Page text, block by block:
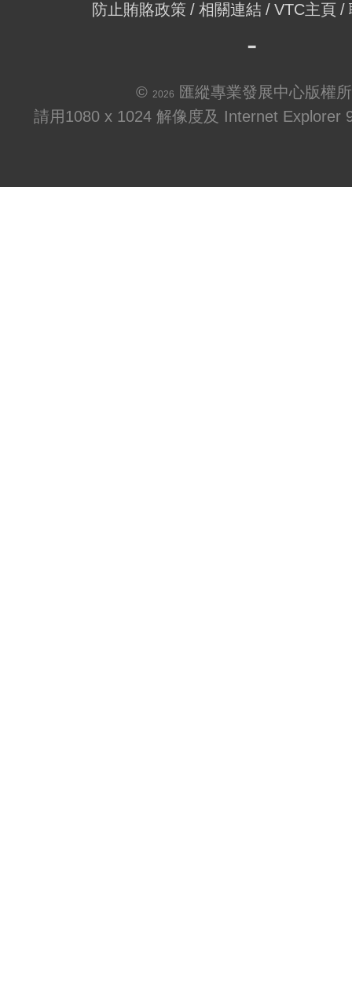
防止賄賂政策
相關連結 VTC主頁
© 2026
匯縱專業發展中心版權
請用1080 x 1024 解像度及 Internet Explorer